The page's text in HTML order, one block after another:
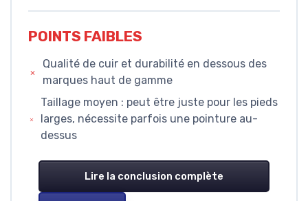
POINTS FAIBLES
Qualité de cuir et durabilité en dessous des
marques haut de gamme
Taillage moyen : peut être juste pour les pieds
larges, nécessite parfois une pointure au-
dessus
Lire la conclusion complète